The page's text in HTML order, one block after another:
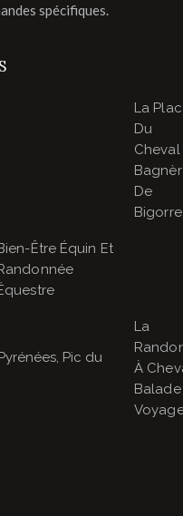
spécifiques.
La
Du
Cheval
De
Bigorre
Être Équin Et
La
À